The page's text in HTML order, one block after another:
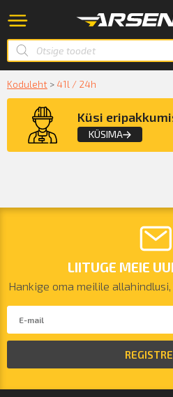
Koduleht > 41l / 24h
Küsi
KÜSIMA
LIITUGE MEIE
Hankige oma meilile